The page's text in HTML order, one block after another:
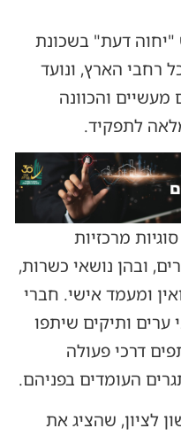
"יחוה דעת" בשכונת
רחבי הארץ, ונועד
והכוונה
לתפקיד.
מרכזיות
ובהן נושאי כשרות,
ומעמד אישי. חברי
ערים ותיקים שיתפו
דרכי פעולה
העומדים בפניהם.
לציון, שהציג את